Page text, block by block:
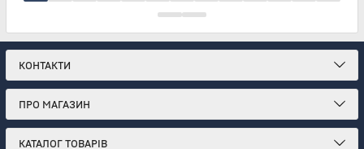
КОНТАКТИ
ПРО МАГАЗИН
КАТАЛОГ ТОВАРІВ